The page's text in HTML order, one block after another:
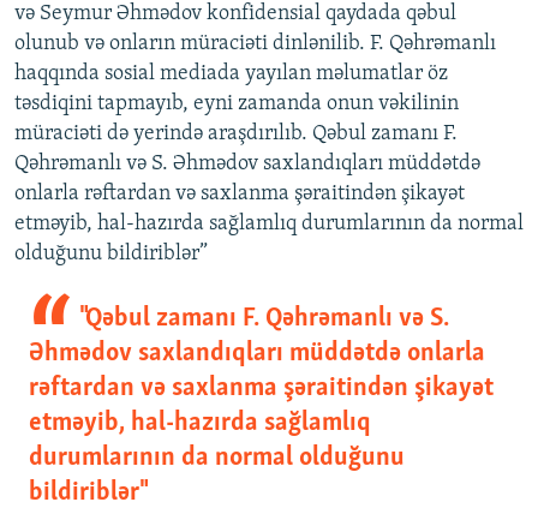
və Seymur Əhmədov konfidensial qaydada qəbul
olunub və onların müraciəti dinlənilib. F. Qəhrəmanlı
haqqında sosial mediada yayılan məlumatlar öz
təsdiqini tapmayıb, eyni zamanda onun vəkilinin
müraciəti də yerində araşdırılıb. Qəbul zamanı F.
Qəhrəmanlı və S. Əhmədov saxlandıqları müddətdə
onlarla rəftardan və saxlanma şəraitindən şikayət
etməyib, hal-hazırda sağlamlıq durumlarının da normal
olduğunu bildiriblər”
"Qəbul zamanı F. Qəhrəmanlı və S.
Əhmədov saxlandıqları müddətdə onlarla
rəftardan və saxlanma şəraitindən şikayət
etməyib, hal-hazırda sağlamlıq
durumlarının da normal olduğunu
bildiriblər"